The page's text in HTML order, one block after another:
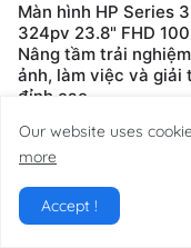
Màn hình HP Series
324pv 23.8" FHD
Nâng tầm trải
ảnh, làm việc và giải
đỉnh cao
Main Tags
Our website uses
more
Accept !